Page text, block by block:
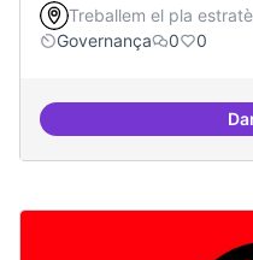
Treballem el pla
Governança
0 0